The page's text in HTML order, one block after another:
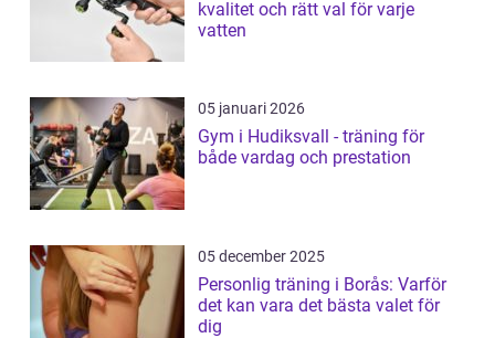
kvalitet och rätt val för varje
vatten
05 januari 2026
Gym i Hudiksvall - träning för
både vardag och prestation
05 december 2025
Personlig träning i Borås: Varför
det kan vara det bästa valet för
dig